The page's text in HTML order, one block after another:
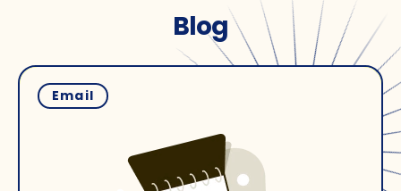
Blog
Email